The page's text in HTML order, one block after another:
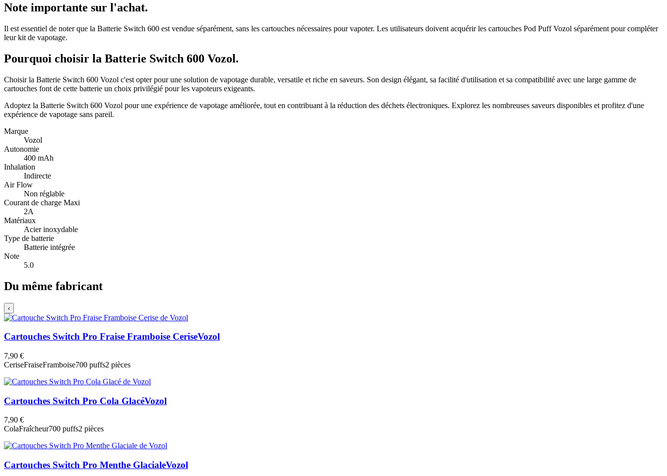
Note importante sur l'achat.
Il est essentiel de noter que la Batterie Switch 600 est vendue séparément, sans les cartouches nécessaires pour vapoter. Les utilisateurs doivent acquérir les cartouches Pod Puff Vozol séparément pour compléter
leur kit de vapotage.
Pourquoi choisir la Batterie Switch 600 Vozol.
Choisir la Batterie Switch 600 Vozol c'est opter pour une solution de vapotage durable, versatile et riche en saveurs. Son design élégant, sa facilité d'utilisation et sa compatibilité avec une large gamme de
cartouches font de cette batterie un choix privilégié pour les vapoteurs exigeants.
Adoptez la Batterie Switch 600 Vozol pour une expérience de vapotage améliorée, tout en contribuant à la réduction des déchets électroniques. Explorez les nombreuses saveurs disponibles et profitez d'une
expérience de vapotage sans pareil.
Marque
Vozol
Autonomie
400 mAh
Inhalation
Indirecte
Air Flow
Non réglable
Courant de charge Maxi
2A
Matériaux
Acier inoxydable
Type de batterie
Batterie intégrée
Note
5.0
Du même fabricant
‹
Cartouches Switch Pro Fraise Framboise CeriseVozol
7,90 €
CeriseFraiseFramboise700 puffs2 pièces
Cartouches Switch Pro Cola GlacéVozol
7,90 €
ColaFraîcheur700 puffs2 pièces
Cartouches Switch Pro Menthe GlacialeVozol